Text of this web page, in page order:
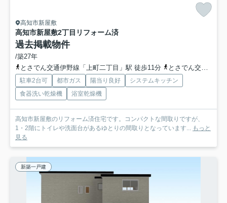
高知市新屋敷
高知市新屋敷2丁目 リフォーム済
過去掲載物件
/築27年
とさでん交通伊野線「上町二丁目」駅 徒歩11分
とさでん交通「西新屋敷」バス停下車 徒歩3分
駐車2台可 都市ガス 陽当り良好
システムキッチン
食器洗い乾燥機
浴室乾燥機
高知市新屋敷のリフォーム済住宅です。コンパクトな間取りですが、
1・2階にトイレや洗面台があるゆとりの間取りとなっています...
もっと
見る
新築一戸建